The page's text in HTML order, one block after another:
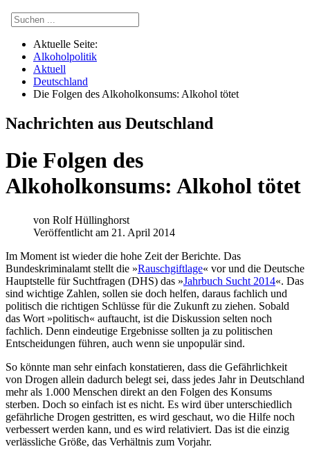
Aktuelle Seite:
Alkoholpolitik
Aktuell
Deutschland
Die Folgen des Alkoholkonsums: Alkohol tötet
Nachrichten aus Deutschland
Die Folgen des
Alkoholkonsums: Alkohol tötet
von Rolf Hüllinghorst
Veröffentlicht am 21. April 2014
Im Moment ist wieder die hohe Zeit der Berichte. Das
Bundeskriminalamt stellt die »Rauschgiftlage« vor und die Deutsche
Hauptstelle für Suchtfragen (DHS) das »Jahrbuch Sucht 2014«. Das
sind wichtige Zahlen, sollen sie doch helfen, daraus fachlich und
politisch die richtigen Schlüsse für die Zukunft zu ziehen. Sobald
das Wort »politisch« auftaucht, ist die Diskussion selten noch
fachlich. Denn eindeutige Ergebnisse sollten ja zu politischen
Entscheidungen führen, auch wenn sie unpopulär sind.
So könnte man sehr einfach konstatieren, dass die Gefährlichkeit
von Drogen allein dadurch belegt sei, dass jedes Jahr in Deutschland
mehr als 1.000 Menschen direkt an den Folgen des Konsums
sterben. Doch so einfach ist es nicht. Es wird über unterschiedlich
gefährliche Drogen gestritten, es wird geschaut, wo die Hilfe noch
verbessert werden kann, und es wird relativiert. Das ist die einzig
verlässliche Größe, das Verhältnis zum Vorjahr.